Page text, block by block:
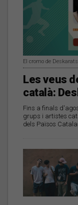
El cromo de Deskarats
Les veus
català:
Fins a finals
grups i artistes
dels Països